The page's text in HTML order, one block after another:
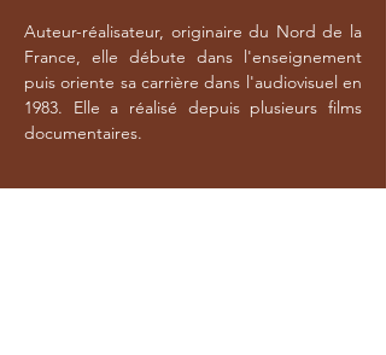
Auteur-réalisateur, originaire du Nord de la
France, elle débute dans l'enseignement
puis oriente sa carrière dans l'audiovisuel en
1983. Elle a réalisé depuis plusieurs films
documentaires.